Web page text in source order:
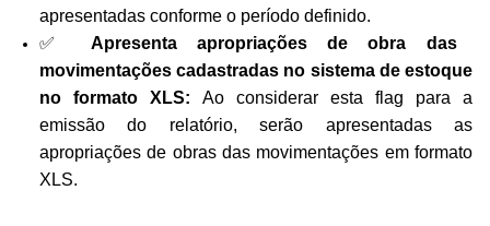
apresentadas conforme o período definido.
✅
Apresenta apropriações de obra das
movimentações cadastradas no sistema de estoque
no formato XLS: Ao considerar esta flag para a
emissão do relatório, serão apresentadas as
apropriações de obras das movimentações em formato
XLS.